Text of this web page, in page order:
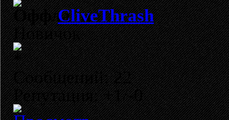
CliveThrash
Новичок
Сообщений: 22
Репутация: +1/-0